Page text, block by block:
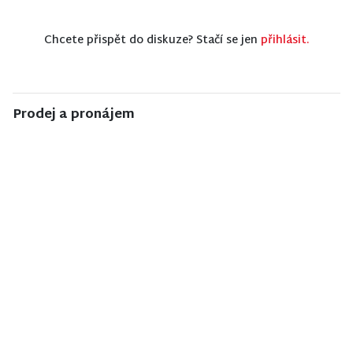
Chcete přispět do diskuze? Stačí se jen přihlásit.
Prodej a pronájem